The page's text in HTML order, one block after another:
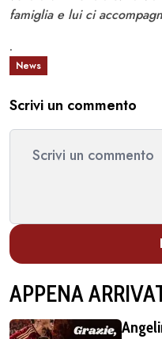
famiglia e lui ci
.
News
Scrivi un commento
APPENA